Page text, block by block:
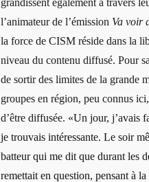
grandissent également à travers
l’animateur de l’émission Va voir
la force de CISM réside dans la
niveau du contenu diffusé. Pour
de sortir des limites de la grande
groupes en région, peu connus
d’être diffusée. «Un jour, j’avais
je trouvais intéressante. Le soir
batteur qui me dit que durant les
remettait en question, pensant à